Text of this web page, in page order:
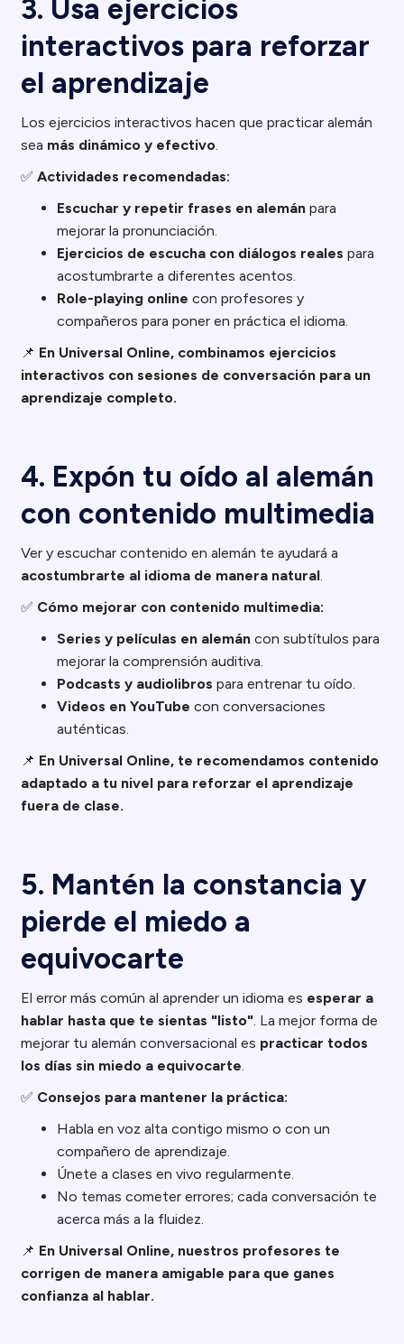
3. Usa ejercicios
interactivos para reforzar
el aprendizaje
Los ejercicios interactivos hacen que practicar alemán
sea más dinámico y efectivo.
✅Actividades recomendadas:
Escuchar y repetir frases en alemán para
mejorar la pronunciación.
Ejercicios de escucha con diálogos reales para
acostumbrarte a diferentes acentos.
Role-playing online con profesores y
compañeros para poner en práctica el idioma.
📌 En Universal Online, combinamos ejercicios
interactivos con sesiones de conversación para un
aprendizaje completo.
4. Expón tu oído al alemán
con contenido multimedia
Ver y escuchar contenido en alemán te ayudará a
acostumbrarte al idioma de manera natural.
✅ Cómo mejorar con contenido multimedia:
Series y películas en alemán con subtítulos para
mejorar la comprensión auditiva.
Podcasts y audiolibros para entrenar tu oído.
Videos en YouTube con conversaciones
auténticas.
📌 En Universal Online, te recomendamos contenido
adaptado a tu nivel para reforzar el aprendizaje
fuera de clase.
5. Mantén la constancia y
pierde el miedo a
equivocarte
El error más común al aprender un idioma es esperar a
hablar hasta que te sientas "listo". La mejor forma de
mejorar tu alemán conversacional es practicar todos
los días sin miedo a equivocarte.
✅ Consejos para mantener la práctica:
Habla en voz alta contigo mismo o con un
compañero de aprendizaje.
Únete a clases en vivo regularmente.
No temas cometer errores; cada conversación te
acerca más a la fluidez.
📌 En Universal Online, nuestros profesores te
corrigen de manera amigable para que ganes
confianza al hablar.